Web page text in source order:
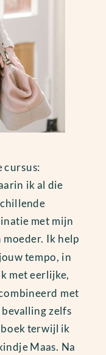
cursus:
ik al die
met mijn
Ik help
tempo, in
met eerlijke,
met
zelfs
terwijl ik
Maas. Na